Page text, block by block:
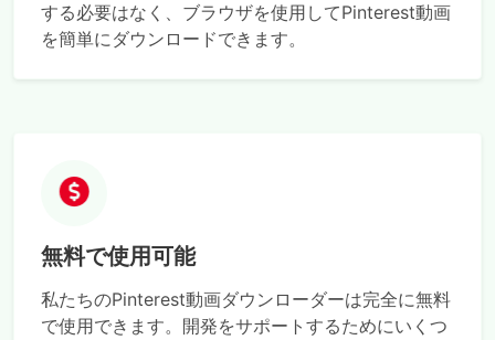
する必要はなく、ブラウザを使用してPinterest動画
を簡単にダウンロードできます。
無料で使用可能
私たちのPinterest動画ダウンローダーは完全に無料
で使用できます。開発をサポートするためにいくつ